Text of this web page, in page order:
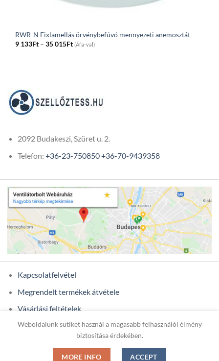
RWR-N Fixlamellás örvénybefúvó mennyezeti anemosztát
9 133Ft – 35 015FtPrice
range:
(Áfa-val)
2092 Budakeszi, Szüret u. 2.
Telefon: +36-23-750850+36-70-9439358
Kapcsolatfelvétel
Megrendelt termékek átvétele
Vásárlási feltételek
Ügyfél adatok
Weboldalunk sütiket használ a magasabb felhasználói élmény
biztosítása érdekében.
MORE INFO ACCEPT